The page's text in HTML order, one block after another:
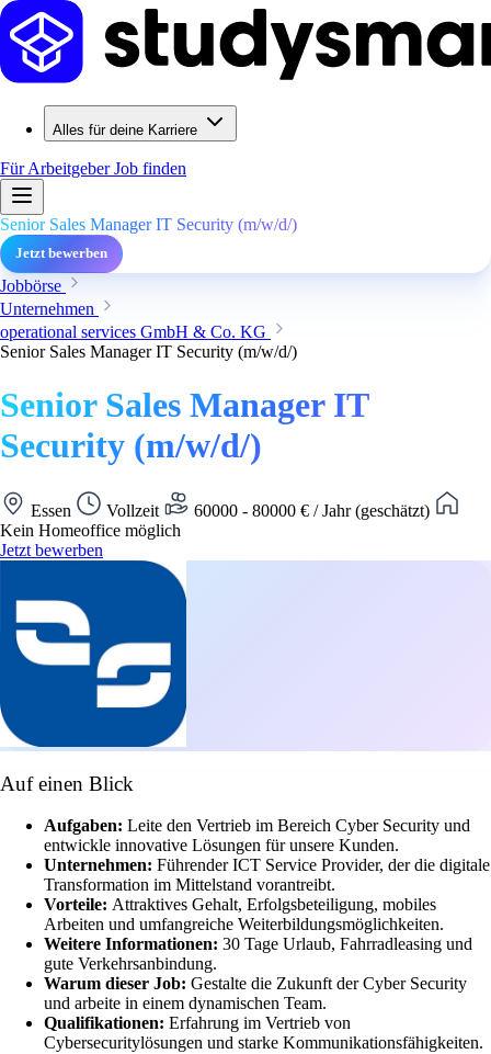
Alles für deine Karriere
Für ArbeitgeberJob finden
Senior Sales Manager IT Security (m/w/d/)
Jetzt bewerben
Jobbörse
Unternehmen
operational services GmbH & Co. KG
Senior Sales Manager IT Security (m/w/d/)
Senior Sales Manager IT
Security (m/w/d/)
Essen Vollzeit
60000 - 80000 € / Jahr (geschätzt)
Kein Homeoffice möglich
Jetzt bewerben
Auf einen Blick
Aufgaben: Leite den Vertrieb im Bereich Cyber Security und
entwickle innovative Lösungen für unsere Kunden.
Unternehmen: Führender ICT Service Provider, der die digitale
Transformation im Mittelstand vorantreibt.
Vorteile: Attraktives Gehalt, Erfolgsbeteiligung, mobiles
Arbeiten und umfangreiche Weiterbildungsmöglichkeiten.
Weitere Informationen: 30 Tage Urlaub, Fahrradleasing und
gute Verkehrsanbindung.
Warum dieser Job: Gestalte die Zukunft der Cyber Security
und arbeite in einem dynamischen Team.
Qualifikationen: Erfahrung im Vertrieb von
Cybersecuritylösungen und starke Kommunikationsfähigkeiten.